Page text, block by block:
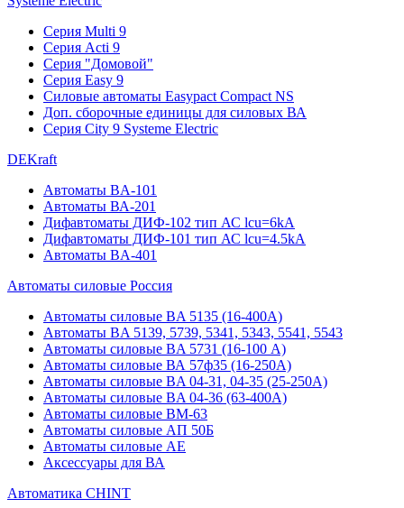
Серия Multi 9
Серия Acti 9
Серия "Домовой"
Серия Easy 9
Силовые автоматы Easypact Compact NS
Доп. сборочные единицы для силовых ВА
Серия City 9 Systeme Electric
DEKraft
Автоматы BA-101
Автоматы ВА-201
Дифавтоматы ДИФ-102 тип АС lcu=6kA
Дифавтоматы ДИФ-101 тип АС lcu=4.5kA
Автоматы BA-401
Автоматы силовые Россия
Автоматы силовые BA 5135 (16-400А)
Автоматы BA 5139, 5739, 5341, 5343, 5541, 5543
Автоматы силовые BA 5731 (16-100 А)
Автоматы силовые ВА 57ф35 (16-250А)
Автоматы силовые BA 04-31, 04-35 (25-250А)
Автоматы силовые BA 04-36 (63-400А)
Автоматы силовые ВМ-63
Автоматы силовые АП 50Б
Автоматы силовые АЕ
Аксессуары для ВА
Автоматика CHINT